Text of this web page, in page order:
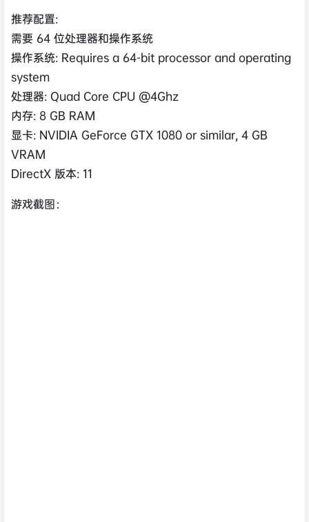
推荐配置:
需要 64 位处理器和操作系统
操作系统: Requires a 64-bit processor and operating
system
处理器: Quad Core CPU @4Ghz
内存: 8 GB RAM
显卡: NVIDIA GeForce GTX 1080 or similar, 4 GB
VRAM
DirectX 版本: 11
游戏截图：